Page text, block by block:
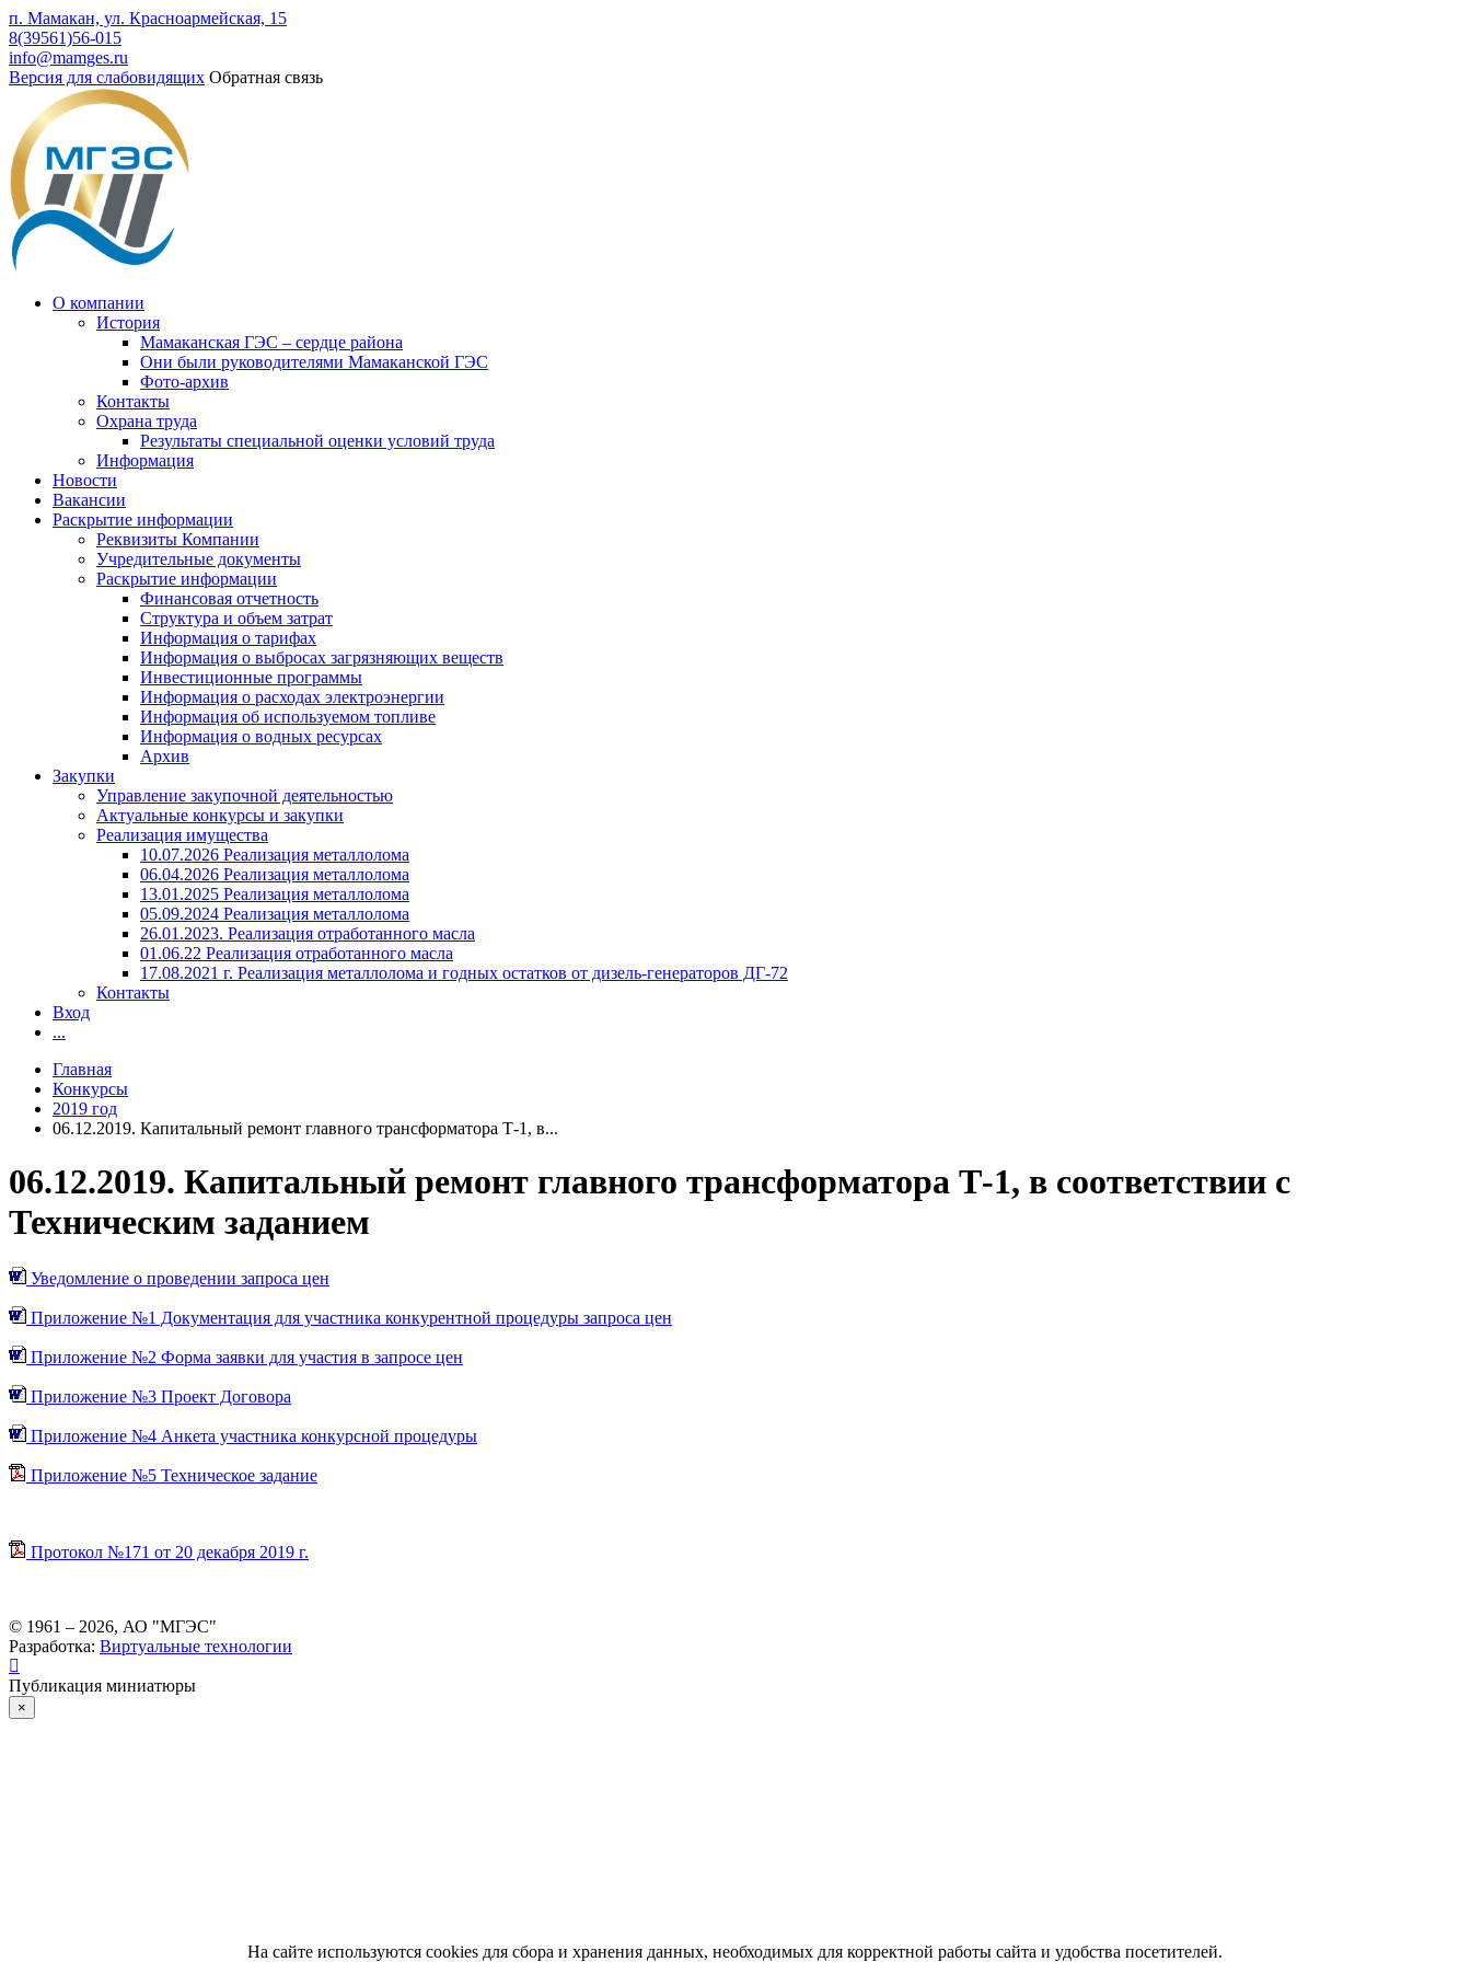
п. Мамакан, ул. Красноармейская, 15
8(39561)56-015
info@mamges.ru
Версия для слабовидящих Обратная связь
О компании
История
Мамаканская ГЭС – сердце района
Они были руководителями Мамаканской ГЭС
Фото-архив
Контакты
Охрана труда
Результаты специальной оценки условий труда
Информация
Новости
Вакансии
Раскрытие информации
Реквизиты Компании
Учредительные документы
Раскрытие информации
Финансовая отчетность
Структура и объем затрат
Информация о тарифах
Информация о выбросах загрязняющих веществ
Инвестиционные программы
Информация о расходах электроэнергии
Информация об используемом топливе
Информация о водных ресурсах
Архив
Закупки
Управление закупочной деятельностью
Актуальные конкурсы и закупки
Реализация имущества
10.07.2026 Реализация металлолома
06.04.2026 Реализация металлолома
13.01.2025 Реализация металлолома
05.09.2024 Реализация металлолома
26.01.2023. Реализация отработанного масла
01.06.22 Реализация отработанного масла
17.08.2021 г. Реализация металлолома и годных остатков от дизель-генераторов ДГ-72
Контакты
Вход
...
Главная
Конкурсы
2019 год
06.12.2019. Капитальный ремонт главного трансформатора Т-1, в...
06.12.2019. Капитальный ремонт главного трансформатора Т-1, в соответствии с
Техническим заданием
Уведомление о проведении запроса цен
Приложение №1 Документация для участника конкурентной процедуры запроса цен
Приложение №2 Форма заявки для участия в запросе цен
Приложение №3 Проект Договора
Приложение №4 Анкета участника конкурсной процедуры
Приложение №5 Техническое задание
Протокол №171 от 20 декабря 2019 г.
© 1961 – 2026, АО "МГЭС"
Разработка: Виртуальные технологии
Публикация миниатюры
×
На сайте используются cookies для сбора и хранения данных, необходимых для корректной работы сайта и удобства посетителей.